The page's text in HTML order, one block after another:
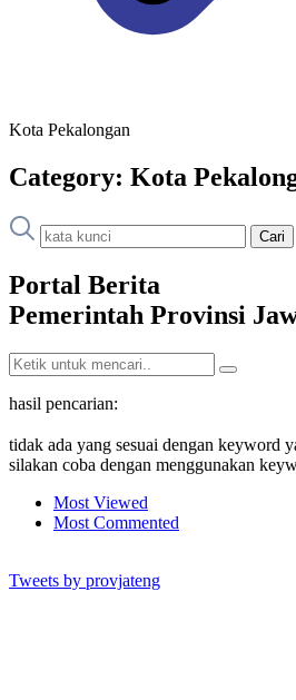
Kota Pekalongan
Category: Kota
Cari
Portal Berita
Pemerintah Provinsi
hasil pencarian:
tidak ada yang sesuai dengan keyword
silakan coba dengan menggunakan
Most Viewed
Most Commented
Tweets by provjateng